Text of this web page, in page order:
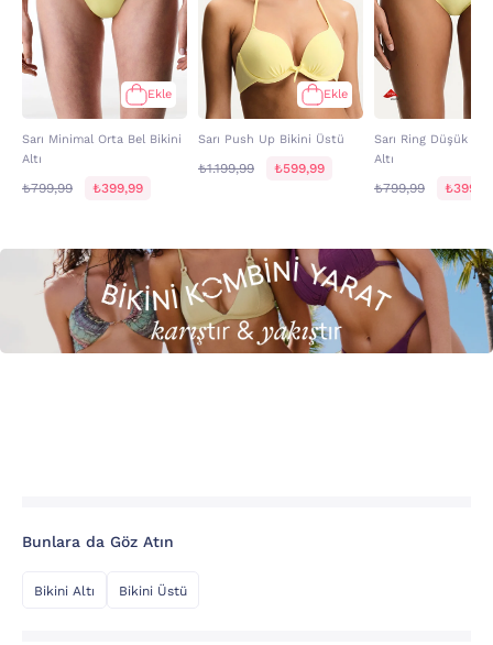
Ekle
Sarı Minimal Orta Bel Bikini
Altı
₺799,99 ₺399,99
Ekle
Sarı Push Up Bikini Üstü
₺1.199,99 ₺599,99
Sarı Ring Düşük
Altı
₺799,99
Bunlara da Göz Atın
Bikini Altı Bikini Üstü